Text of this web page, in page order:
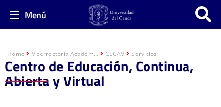
Menú
Home Vicerrectoría Académ... CECAV Servicios
Centro de Educación, Continua,
Abierta y Virtual